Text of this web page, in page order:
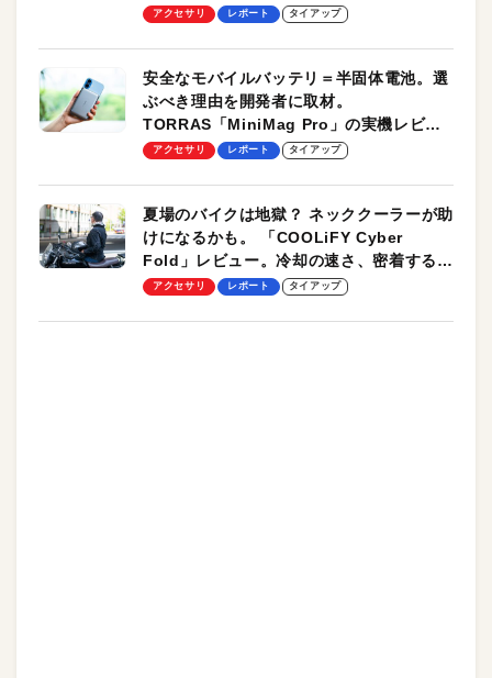
のモバイルユースに最適！
アクセサリ レポート タイアップ
安全なモバイルバッテリ＝半固体電池。選
ぶべき理由を開発者に取材。
TORRAS「MiniMag Pro」の実機レビュ
ーも
アクセサリ レポート タイアップ
夏場のバイクは地獄？ ネッククーラーが助
けになるかも。 「COOLiFY Cyber
Fold」レビュー。冷却の速さ、密着する冷
却プレート、シンプルな操作性がグッド！
アクセサリ レポート タイアップ